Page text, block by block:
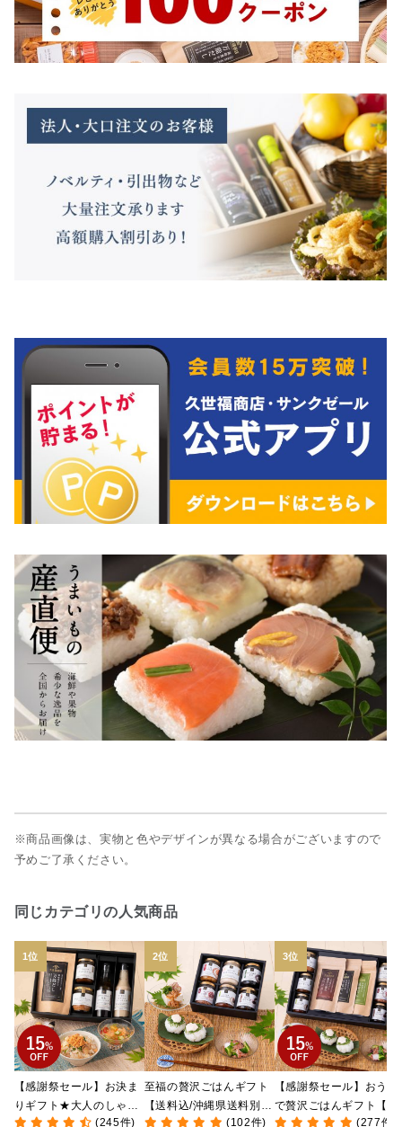
※商品画像は、実物と色やデザインが異なる場合がございますので
予めご了承ください。
同じカテゴリの人気商品
【感謝祭セール】お決ま
りギフト★大人のしゃけ
しゃけめんたい入り【送
(245件)
至福の贅沢ごはんギフト
【送料込/沖縄県送料別
途】【化粧箱包装付/オン
(102件)
【感謝祭セール】おうち
で贅沢ごはんギフト【送
料無料/沖縄県送料別途】
(277件)